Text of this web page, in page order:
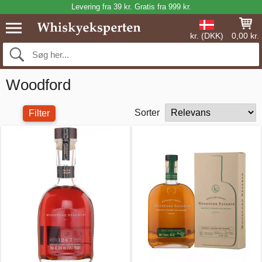
Levering fra 39 kr. Gratis fra 999 kr.
kr. (DKK) 0,00 kr.
Woodford
Filter Sorter